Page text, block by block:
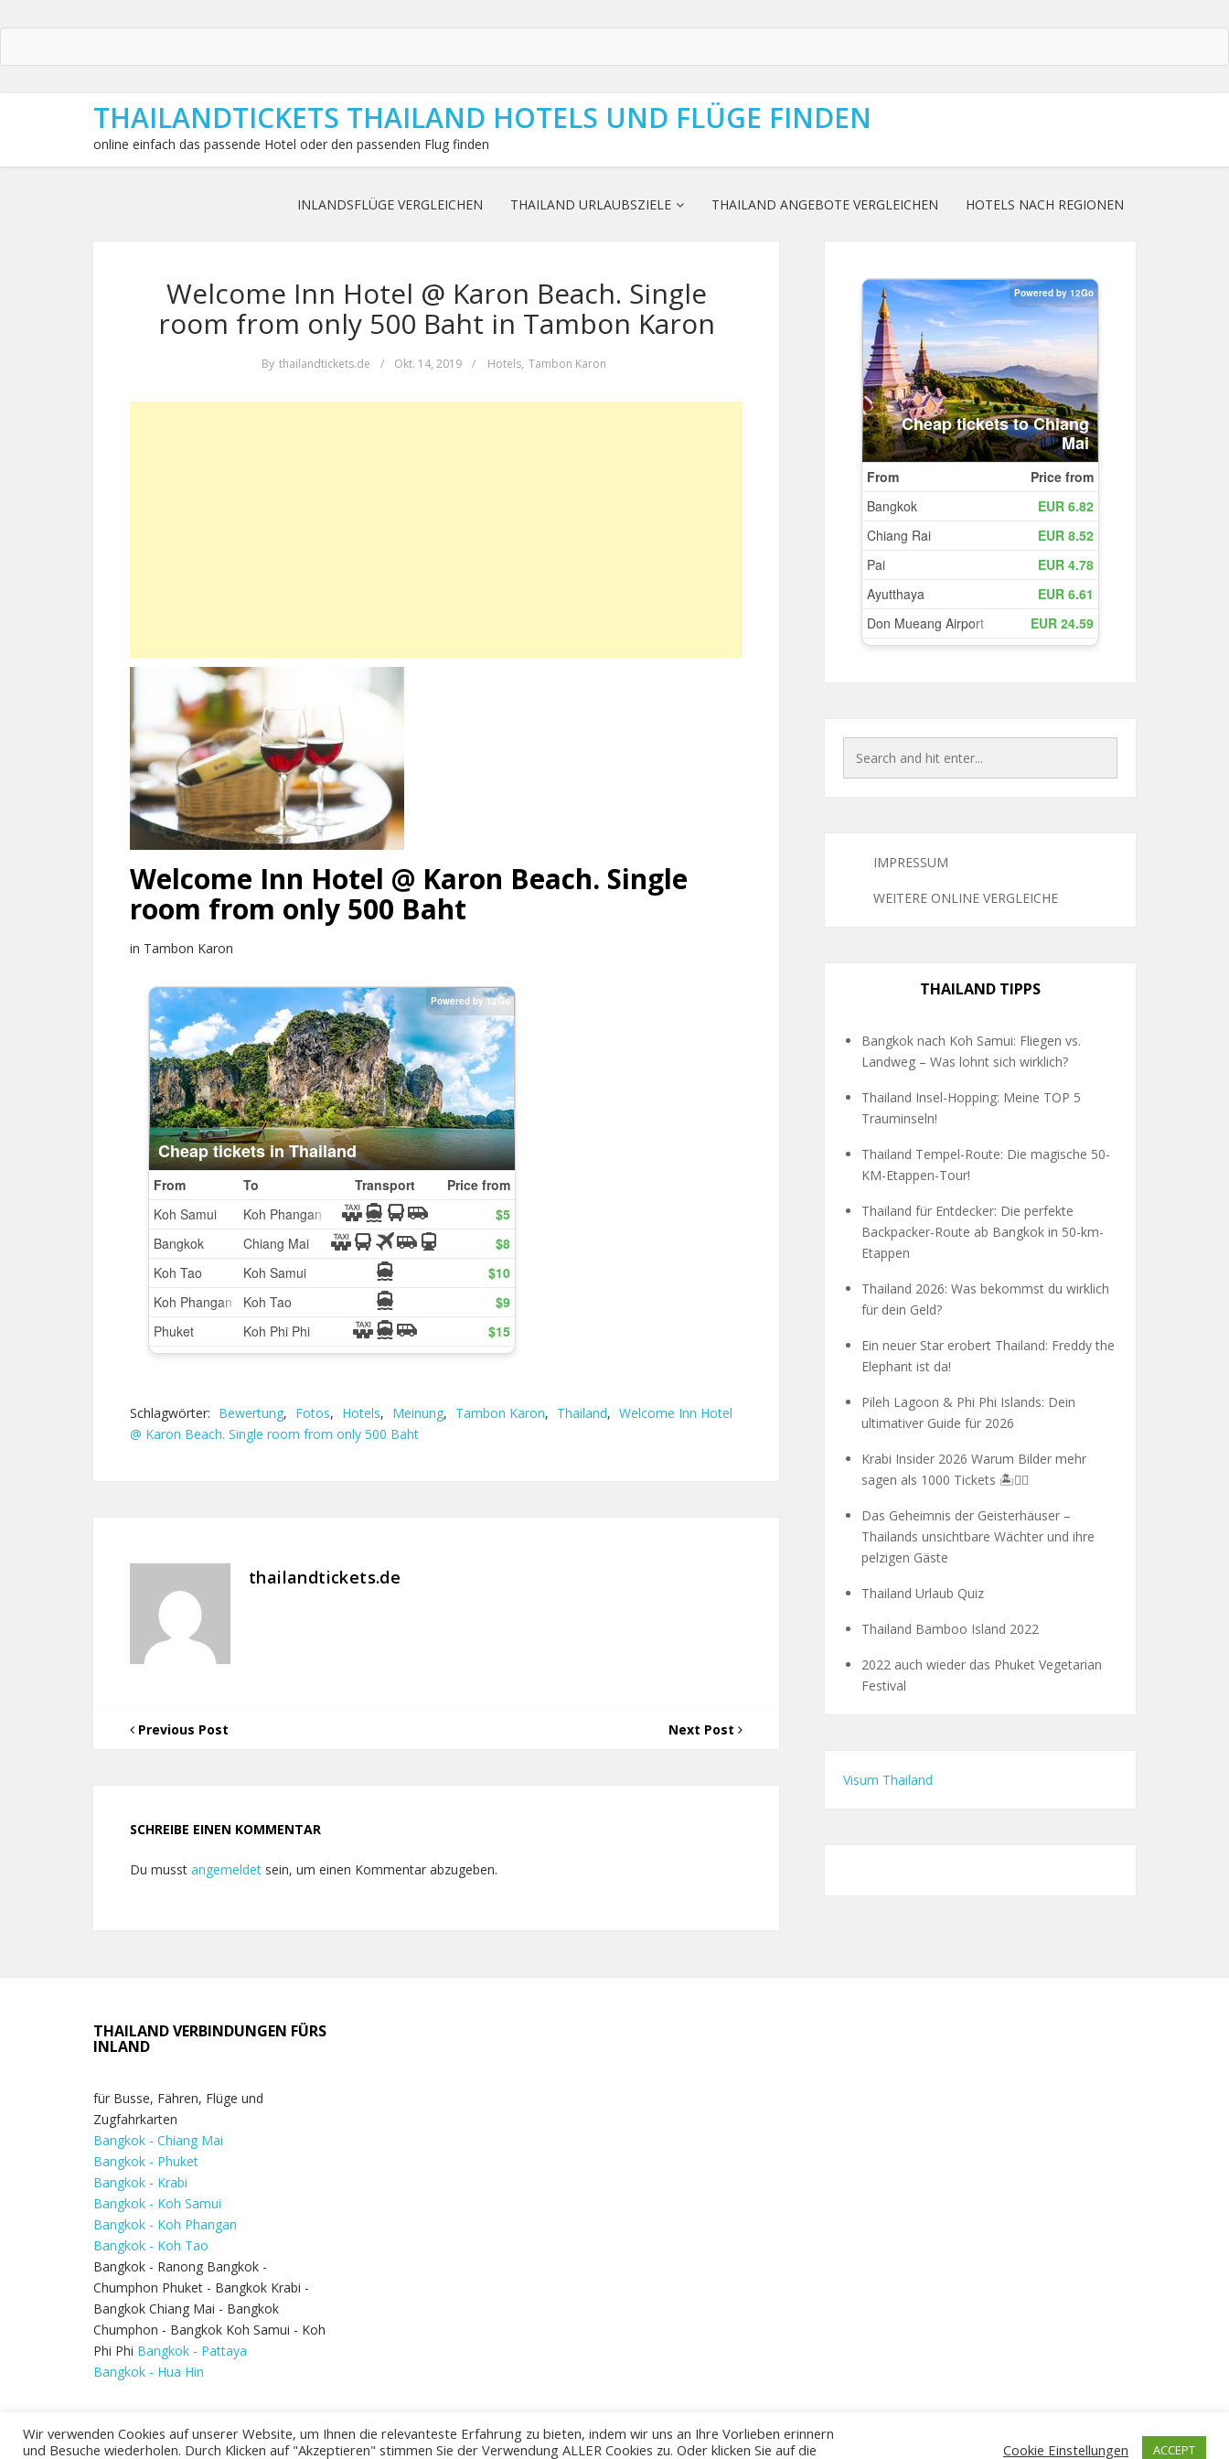
THAILANDTICKETS THAILAND HOTELS UND FLÜGE FINDEN
online einfach das passende Hotel oder den passenden Flug finden
INLANDSFLÜGE VERGLEICHEN THAILAND URLAUBSZIELE THAILAND ANGEBOTE VERGLEICHEN HOTELS NACH REGIONEN
Welcome Inn Hotel @ Karon Beach. Single
room from only 500 Baht in Tambon Karon
By thailandtickets.de / Okt. 14, 2019 / Hotels, Tambon Karon
Welcome Inn Hotel @ Karon Beach. Single
room from only 500 Baht
in Tambon Karon
Schlagwörter: Bewertung, Fotos, Hotels, Meinung, Tambon Karon, Thailand, Welcome Inn Hotel
@ Karon Beach. Single room from only 500 Baht
thailandtickets.de
Previous Post Next Post
SCHREIBE EINEN KOMMENTAR
Du musst angemeldet sein, um einen Kommentar abzugeben.
IMPRESSUM
WEITERE ONLINE VERGLEICHE
THAILAND TIPPS
Bangkok nach Koh Samui: Fliegen vs.
Landweg – Was lohnt sich wirklich?
Thailand Insel-Hopping: Meine TOP 5
Trauminseln!
Thailand Tempel-Route: Die magische 50-
KM-Etappen-Tour!
Thailand für Entdecker: Die perfekte
Backpacker-Route ab Bangkok in 50-km-
Etappen
Thailand 2026: Was bekommst du wirklich
für dein Geld?
Ein neuer Star erobert Thailand: Freddy the
Elephant ist da!
Pileh Lagoon & Phi Phi Islands: Dein
ultimativer Guide für 2026
Krabi Insider 2026 Warum Bilder mehr
sagen als 1000 Tickets 🏝️🧗‍♂️
Das Geheimnis der Geisterhäuser –
Thailands unsichtbare Wächter und ihre
pelzigen Gäste
Thailand Urlaub Quiz
Thailand Bamboo Island 2022
2022 auch wieder das Phuket Vegetarian
Festival
Visum Thailand
THAILAND VERBINDUNGEN FÜRS
INLAND
für Busse, Fähren, Flüge und
Zugfahrkarten
Bangkok - Chiang Mai
Bangkok - Phuket
Bangkok - Krabi
Bangkok - Koh Samui
Bangkok - Koh Phangan
Bangkok - Koh Tao
Bangkok - Ranong Bangkok -
Chumphon Phuket - Bangkok Krabi -
Bangkok Chiang Mai - Bangkok
Chumphon - Bangkok Koh Samui - Koh
Phi Phi Bangkok - Pattaya
Bangkok - Hua Hin
Wir verwenden Cookies auf unserer Website, um Ihnen die relevanteste Erfahrung zu bieten, indem wir uns an Ihre Vorlieben erinnern
und Besuche wiederholen. Durch Klicken auf "Akzeptieren" stimmen Sie der Verwendung ALLER Cookies zu. Oder klicken Sie auf die
Cookie Einstellungen ACCEPT